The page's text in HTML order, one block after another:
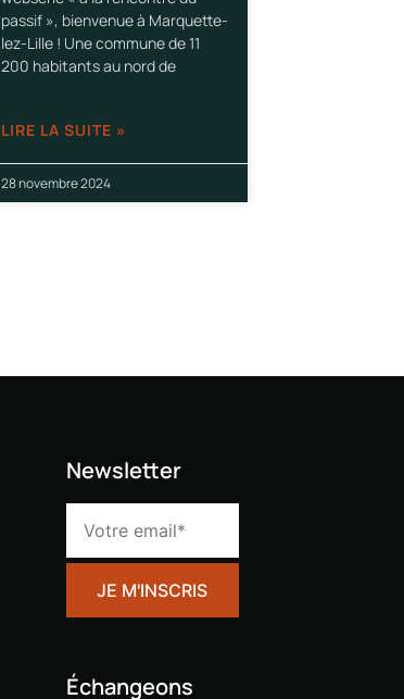
passif », bienvenue à Marquette-
lez-Lille ! Une commune de 11
200 habitants au nord de
LIRE LA SUITE »
28 novembre 2024
Newsletter
Échangeons